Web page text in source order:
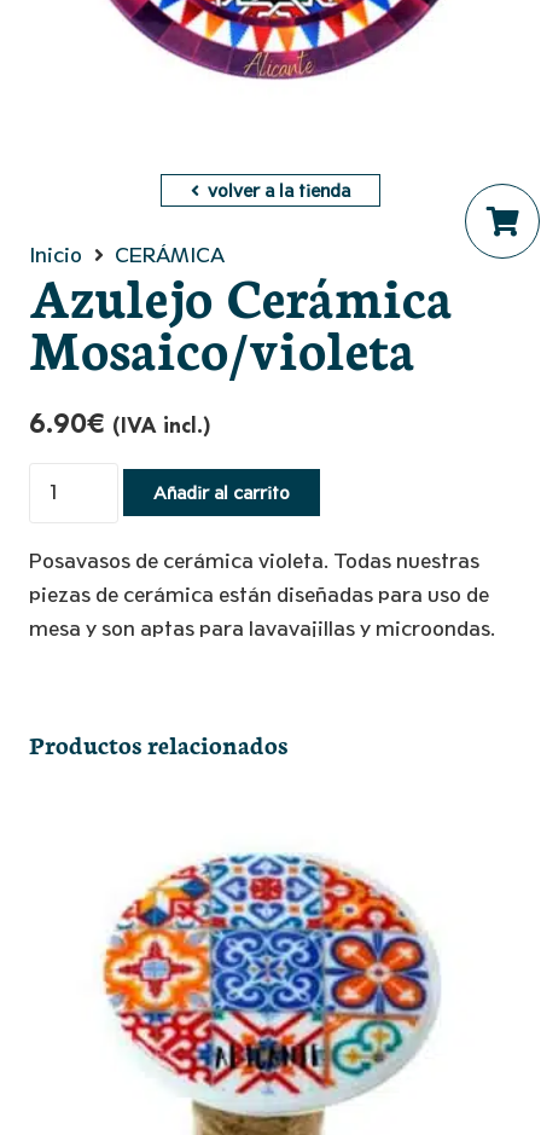
volver a la tienda
Inicio CERÁMICA
Azulejo Cerámica
Mosaico/violeta
6.90€ (IVA incl.)
Añadir al carrito
Posavasos de cerámica violeta. Todas nuestras
piezas de cerámica están diseñadas para uso de
mesa y son aptas para lavavajillas y microondas.
Productos relacionados